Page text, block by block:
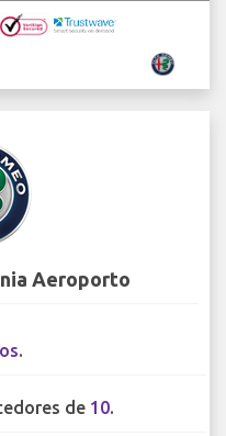
Aeroporto
.
de 10.